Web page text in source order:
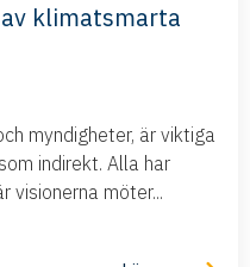
klimatsmarta
myndigheter, är viktiga
indirekt. Alla har
visionerna möter...